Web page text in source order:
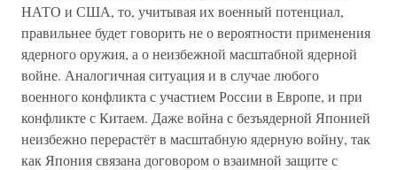
НАТО и США, то, учитывая их военный потенциал,
правильнее будет говорить не о вероятности применения
ядерного оружия, а о неизбежной масштабной ядерной
войне. Аналогичная ситуация и в случае любого
военного конфликта с участием России в Европе, и при
конфликте с Китаем. Даже война с безъядерной Японией
неизбежно перерастёт в масштабную ядерную войну, так
как Япония связана договором о взаимной защите с